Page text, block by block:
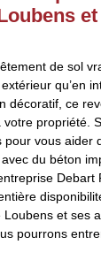
de sol
qu’en
décoratif, ce
propriété.
pour vous aider
du béton
Debart
et ses
pourrons